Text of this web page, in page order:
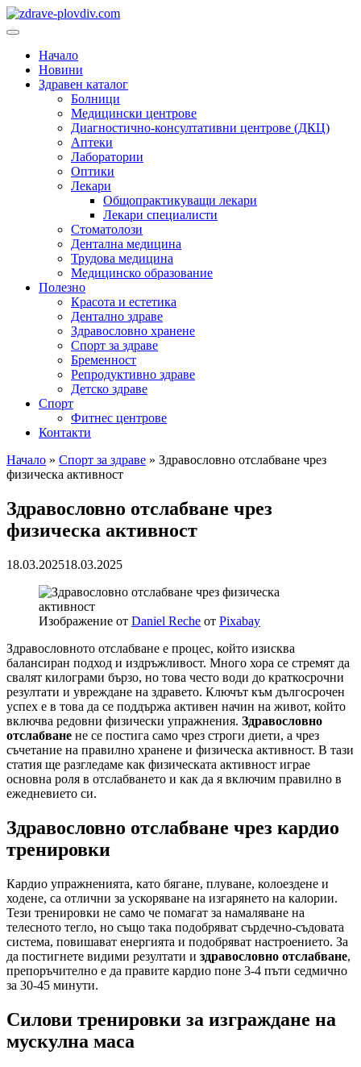
Преминете
към
Основно
Начало
Новини
Здравен каталог
Болници
Медицински центрове
Диагностично-консултативни центрове (ДКЦ)
Аптеки
Лаборатории
Оптики
Лекари
Общопрактикуващи лекари
Лекари специалисти
Стоматолози
Дентална медицина
Трудова медицина
Медицинско образование
Полезно
Красота и естетика
Дентално здраве
Здравословно хранене
Спорт за здраве
Бременност
Репродуктивно здраве
Детско здраве
Спорт
Фитнес центрове
Контакти
Начало » Спорт за здраве » Здравословно отслабване чрез
физическа активност
Здравословно отслабване чрез
физическа активност
18.03.202518.03.2025
Изображение от Daniel Reche от Pixabay
Здравословното отслабване е процес, който изисква
балансиран подход и издръжливост. Много хора се стремят да
свалят килограми бързо, но това често води до краткосрочни
резултати и увреждане на здравето. Ключът към дългосрочен
успех е в това да се поддържа активен начин на живот, който
включва редовни физически упражнения. Здравословно
отслабване не се постига само чрез строги диети, а чрез
съчетание на правилно хранене и физическа активност. В тази
статия ще разгледаме как физическата активност играе
основна роля в отслабването и как да я включим правилно в
ежедневието си.
Здравословно отслабване чрез кардио
тренировки
Кардио упражненията, като бягане, плуване, колоездене и
ходене, са отлични за ускоряване на изгарянето на калории.
Тези тренировки не само че помагат за намаляване на
телесното тегло, но също така подобряват сърдечно-съдовата
система, повишават енергията и подобряват настроението. За
да постигнете видими резултати и здравословно отслабване,
препоръчително е да правите кардио поне 3-4 пъти седмично
за 30-45 минути.
Силови тренировки за изграждане на
мускулна маса